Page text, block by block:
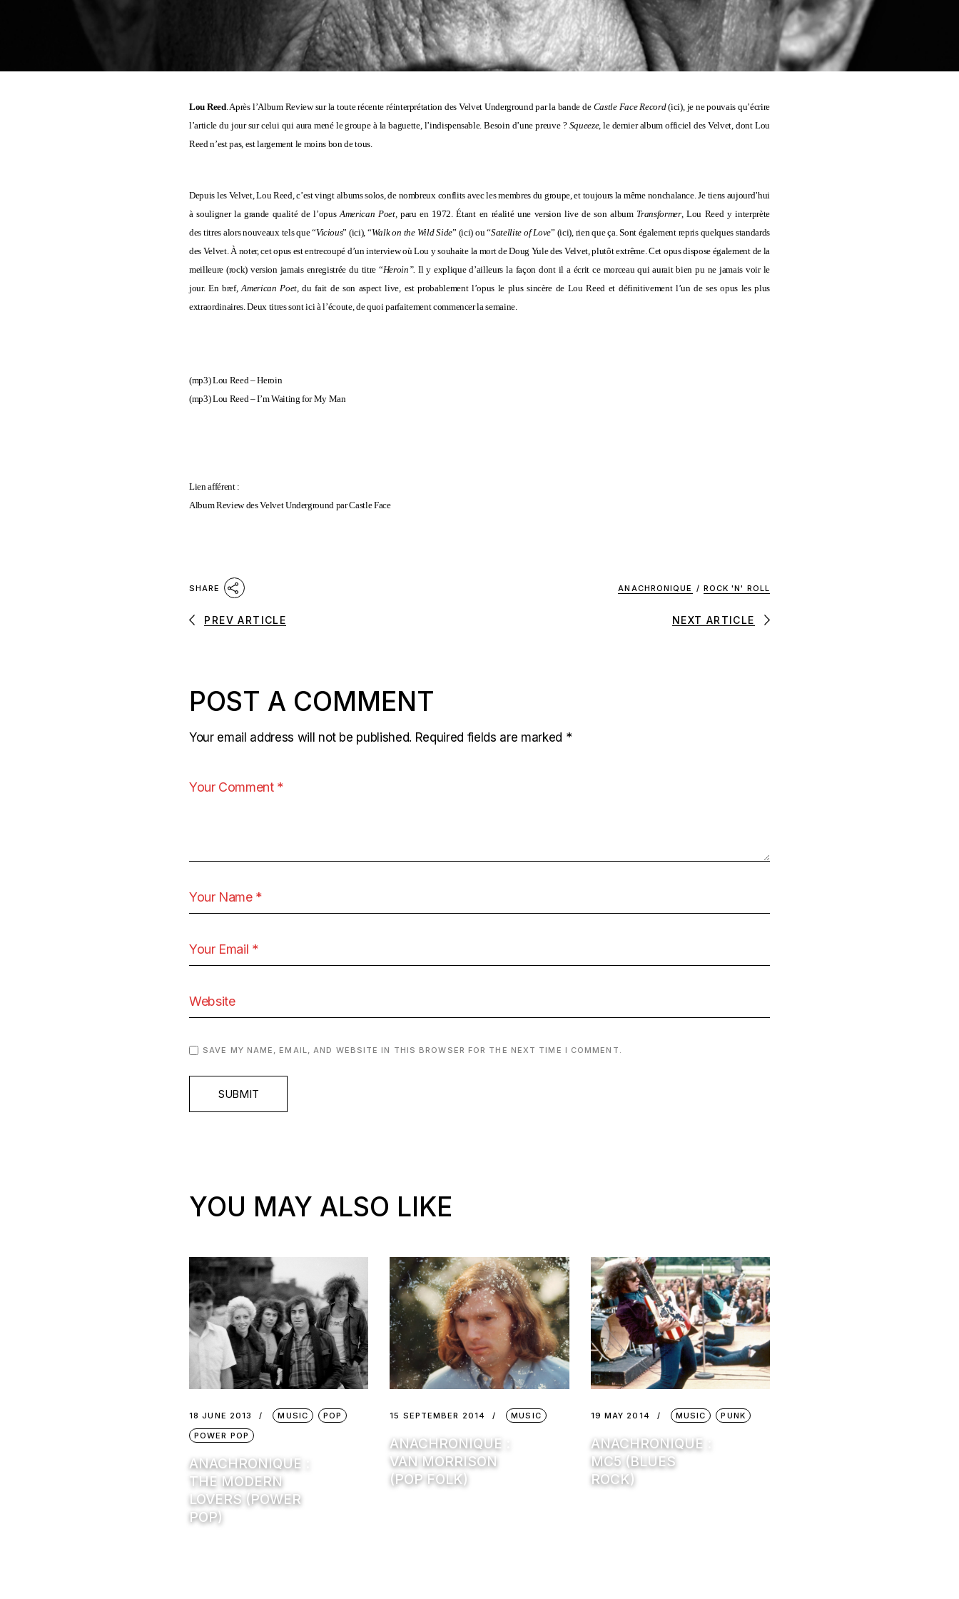
Lou Reed. Après l’Album Review sur la toute récente réinterprétation des Velvet Underground par la bande de Castle Face Record(ici), je ne pouvais qu’écrire
l’article du jour sur celui qui aura mené le groupe à la baguette, l’indispensable. Besoin d’une preuve ? Squeeze, le dernier album officiel des Velvet, dontLou
Reedn’est pas, est largement le moins bon de tous.
Depuis les Velvet, Lou Reed, c’est vingt albums solos, de nombreux conflits avec les membres du groupe, et toujours la même nonchalance. Je tiens aujourd’hui
à souligner la grande qualité de l’opusAmerican Poet,paru en 1972. Étant en réalité une version live de son album Transformer, Lou Reed y interprète
des titres alors nouveaux tels que “Vicious” (ici), “Walk on the Wild Side” (ici) ou “Satellite of Love” (ici), rien que ça. Sont également repris quelques standards
des Velvet. À noter, cet opus est entrecoupé d’un interview où Lou y souhaite la mort de Doug Yule des Velvet, plutôt extrême. Cet opus dispose également de la
meilleure (rock) version jamais enregistrée du titre “Heroin”. Il y explique d’ailleurs la façon dont il a écrit ce morceau qui aurait bien pu ne jamais voir le
jour. En bref,American Poet, du fait de son aspect live, est probablement l’opus le plus sincère de Lou Reed et définitivement l’un de ses opus les plus
extraordinaires. Deux titres sont ici à l’écoute, de quoi parfaitement commencer la semaine.
(mp3)Lou Reed – Heroin
(mp3)Lou Reed – I’m Waiting for My Man
Lien afférent :
Album Review des Velvet Underground par Castle Face
SHARE ANACHRONIQUE / ROCK 'N' ROLL
PREV ARTICLE NEXT ARTICLE
POST A COMMENT
Your email address will not be published. Required fields are marked *
SAVE MY NAME, EMAIL, AND WEBSITE IN THIS BROWSER FOR THE NEXT TIME I COMMENT.
SUBMIT
YOU MAY ALSO LIKE
18 JUNE 2013 MUSIC
POP
POWER POP
ANACHRONIQUE :
THE MODERN
LOVERS (POWER
POP)
15 SEPTEMBER 2014 MUSIC
ANACHRONIQUE :
VAN MORRISON
(POP FOLK)
19 MAY 2014 MUSIC PUNK
ANACHRONIQUE :
MC5 (BLUES
ROCK)